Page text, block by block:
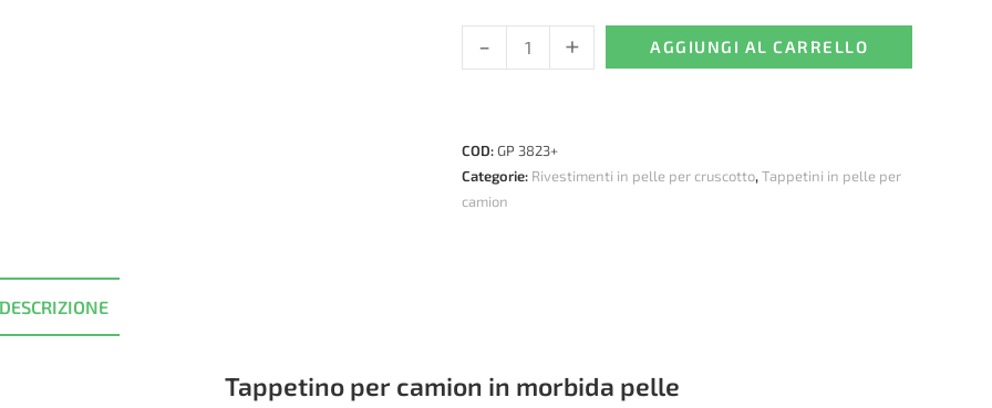
Rivestimento
cruscotto
per
+
tappeto
quantità
- + AGGIUNGI AL CARRELLO
COD:GP 3823+
Categorie: Rivestimenti in pelle per cruscotto,Tappetini in pelle per
camion
Tappetino per camion in morbida pelle